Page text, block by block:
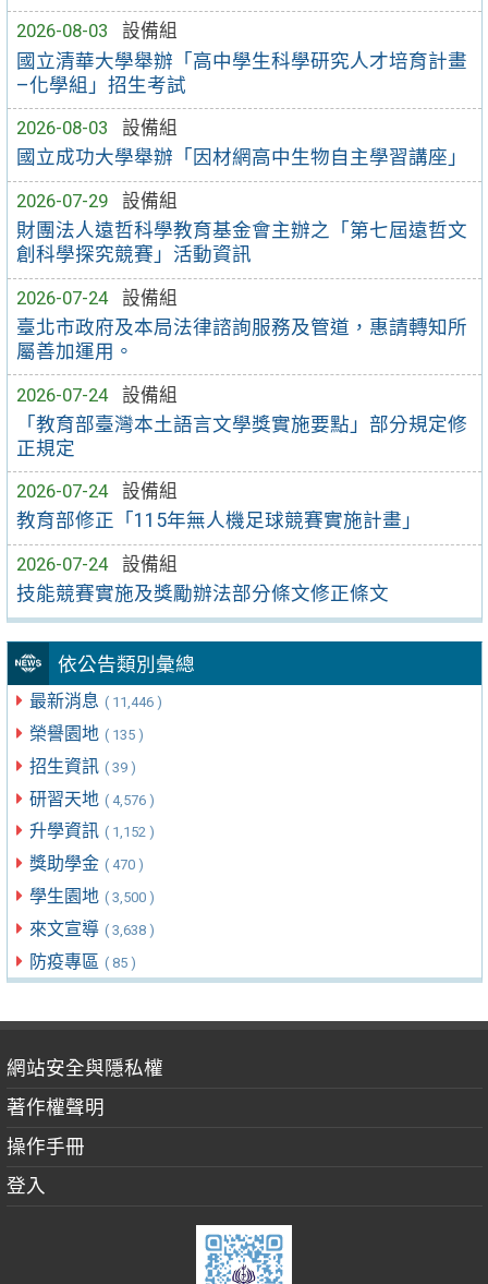
2026-08-03
設備組
國立清華大學舉辦「高中學生科學研究人才培育計畫
–化學組」招生考試
2026-08-03
設備組
國立成功大學舉辦「因材網高中生物自主學習講座」
2026-07-29
設備組
財團法人遠哲科學教育基金會主辦之「第七屆遠哲文
創科學探究競賽」活動資訊
2026-07-24
設備組
臺北市政府及本局法律諮詢服務及管道，惠請轉知所
屬善加運用。
2026-07-24
設備組
「教育部臺灣本土語言文學獎實施要點」部分規定修
正規定
2026-07-24
設備組
教育部修正「115年無人機足球競賽實施計畫」
2026-07-24
設備組
技能競賽實施及獎勵辦法部分條文修正條文
依公告類別彙總
最新消息 ( 11,446 )
榮譽園地 ( 135 )
招生資訊 ( 39 )
研習天地 ( 4,576 )
升學資訊 ( 1,152 )
獎助學金 ( 470 )
學生園地 ( 3,500 )
來文宣導 ( 3,638 )
防疫專區 ( 85 )
網站安全與隱私權
著作權聲明
操作手冊
登入